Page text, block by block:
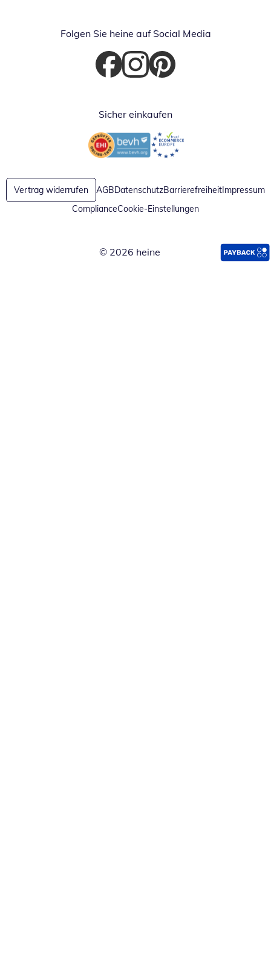
Folgen Sie heine auf Social Media
Öffnet in neuem Fenster
Öffnet in neuem Fenster
Öffnet in neuem Fenster
Sicher einkaufen
Öffnet in neuem FensterÖffnet in neuem Fenster
Vertrag widerrufen AGBDatenschutzBarrierefreiheitImpressum
ComplianceCookie-Einstellungen
© 2026 heine